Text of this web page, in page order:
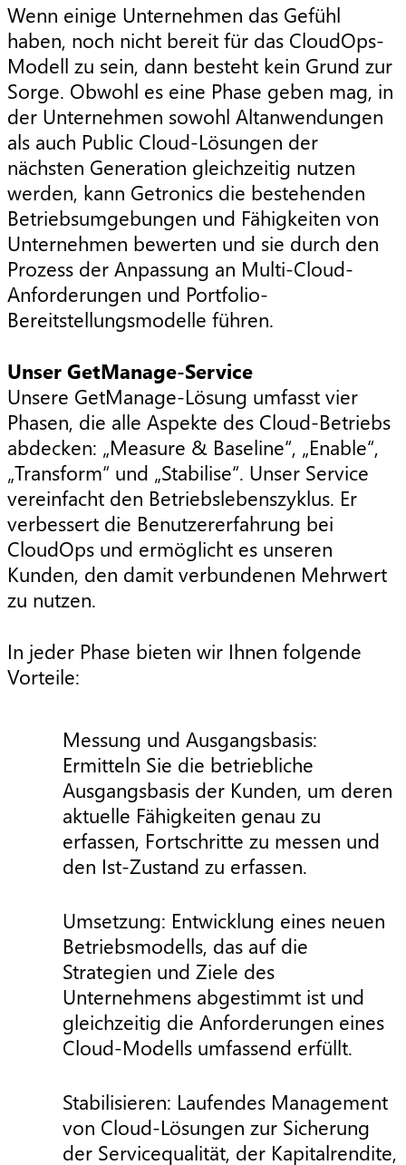
Wenn einige Unternehmen das Gefühl
haben, noch nicht bereit für das CloudOps-
Modell zu sein, dann besteht kein Grund zur
Sorge. Obwohl es eine Phase geben mag, in
der Unternehmen sowohl Altanwendungen
als auch Public Cloud-Lösungen der
nächsten Generation gleichzeitig nutzen
werden, kann Getronics die bestehenden
Betriebsumgebungen und Fähigkeiten von
Unternehmen bewerten und sie durch den
Prozess der Anpassung an Multi-Cloud-
Anforderungen und Portfolio-
Bereitstellungsmodelle führen.
Unser GetManage-Service
Unsere GetManage-Lösung umfasst vier
Phasen, die alle Aspekte des Cloud-Betriebs
abdecken: „Measure & Baseline“, „Enable“,
„Transform“ und „Stabilise“. Unser Service
vereinfacht den Betriebslebenszyklus. Er
verbessert die Benutzererfahrung bei
CloudOps und ermöglicht es unseren
Kunden, den damit verbundenen Mehrwert
zu nutzen.
In jeder Phase bieten wir Ihnen folgende
Vorteile:
Messung und Ausgangsbasis:
Ermitteln Sie die betriebliche
Ausgangsbasis der Kunden, um deren
aktuelle Fähigkeiten genau zu
erfassen, Fortschritte zu messen und
den Ist-Zustand zu erfassen.
Umsetzung: Entwicklung eines neuen
Betriebsmodells, das auf die
Strategien und Ziele des
Unternehmens abgestimmt ist und
gleichzeitig die Anforderungen eines
Cloud-Modells umfassend erfüllt.
Stabilisieren: Laufendes Management
von Cloud-Lösungen zur Sicherung
der Servicequalität, der Kapitalrendite,